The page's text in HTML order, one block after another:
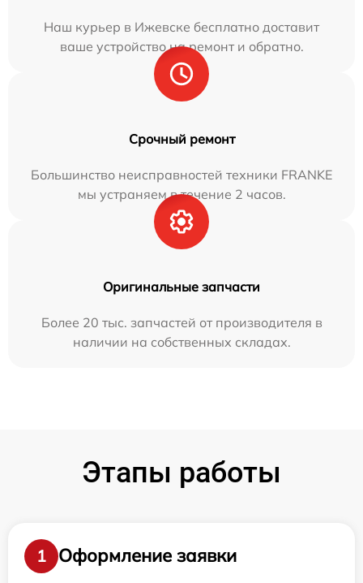
Наш курьер в Ижевске бесплатно доставит
ваше устройство на ремонт и обратно.
Срочный ремонт
Большинство неисправностей техники FRANKE
мы устраняем в течение 2 часов.
Оригинальные запчасти
Более 20 тыс. запчастей от производителя в
наличии на собственных складах.
Этапы работы
1
Оформление заявки